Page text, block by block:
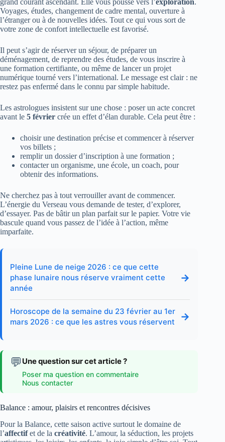
grand courant ascendant. Elle vous pousse vers l’exploration.
Voyages, études, changement de cadre mental, ouverture à
l’étranger ou à de nouvelles idées. Tout ce qui vous sort de
votre zone de confort intellectuelle est favorisé.
Il peut s’agir de réserver un séjour, de préparer un
déménagement, de reprendre des études, de vous inscrire à
une formation certifiante, ou même de lancer un projet
numérique tourné vers l’international. Le message est clair : ne
restez pas enfermé dans le connu par simple habitude.
Les astrologues insistent sur une chose : poser un acte concret
avant le 5 février crée un effet d’élan durable. Cela peut être :
choisir une destination précise et commencer à réserver
vos billets ;
remplir un dossier d’inscription à une formation ;
contacter un organisme, une école, un coach, pour
obtenir des informations.
Ne cherchez pas à tout verrouiller avant de commencer.
L’énergie du Verseau vous demande de tester, d’explorer,
d’essayer. Pas de bâtir un plan parfait sur le papier. Votre vie
bascule quand vous passez de l’idée à l’action, même
imparfaite.
Pleine Lune de neige 2026 : ce que cette
phase lunaire nous réserve vraiment cette
année
→
Horoscope de la semaine du 23 février au 1er
mars 2026 : ce que les astres vous réservent
→
💬 Une question sur cet article ?
Poser ma question en commentaire
Nous contacter
Balance : amour, plaisirs et rencontres décisives
Pour la Balance, cette saison active surtout le domaine de
l’affectifet de la créativité. L’amour, la séduction, les projets